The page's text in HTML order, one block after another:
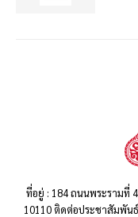
ที่อยู่ : 184 ถนนพระรามที่
10110 ติดต่อประชาสัมพัน